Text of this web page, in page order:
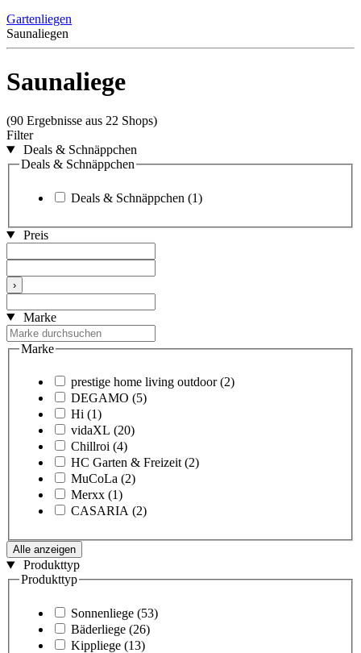
Gartenliegen
Saunaliegen
Saunaliege
(90 Ergebnisse aus 22 Shops)
Filter
Deals & Schnäppchen
Deals & Schnäppchen
Deals & Schnäppchen (1)
Preis
›
Marke
Marke
prestige home living outdoor (2)
DEGAMO (5)
Hi (1)
vidaXL (20)
Chillroi (4)
HC Garten & Freizeit (2)
MuCoLa (2)
Merxx (1)
CASARIA (2)
Alle anzeigen
Produkttyp
Produkttyp
Sonnenliege (53)
Bäderliege (26)
Kippliege (13)